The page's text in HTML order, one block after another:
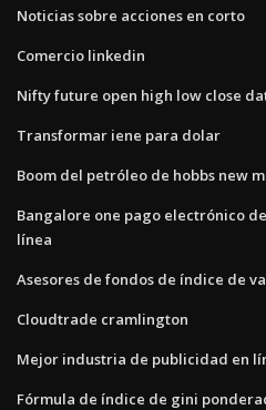
Noticias sobre acciones en corto
Comercio linkedin
Nifty future open high low close
Transformar iene para dolar
Boom del petróleo de hobbs new
Bangalore one pago electrónico
línea
Asesores de fondos de índice de
Cloudtrade cramlington
Mejor industria de publicidad en
Fórmula de índice de gini